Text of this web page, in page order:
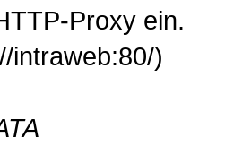
Proxy ein.
intraweb:80/)